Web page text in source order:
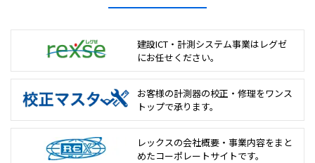
建設ICT・計測システム事業は レグゼ
にお任せください。
お客様の計測器の校正・修理をワンス
トップで承ります。
レックスの会社概要・事業内容をまと
めたコーポレートサイトです。